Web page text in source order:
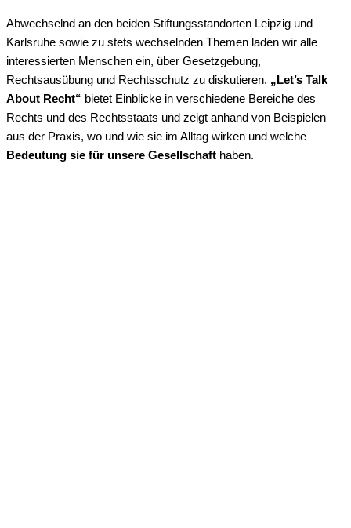
Abwechselnd an den beiden Stiftungsstandorten Leipzig und
Karlsruhe sowie zu stets wechselnden Themen laden wir alle
interessierten Menschen ein, über Gesetzgebung,
Rechtsausübung und Rechtsschutz zu diskutieren. „Let’s Talk
About Recht“ bietet Einblicke in verschiedene Bereiche des
Rechts und des Rechtsstaats und zeigt anhand von Beispielen
aus der Praxis, wo und wie sie im Alltag wirken und welche
Bedeutung sie für unsere Gesellschaft haben.